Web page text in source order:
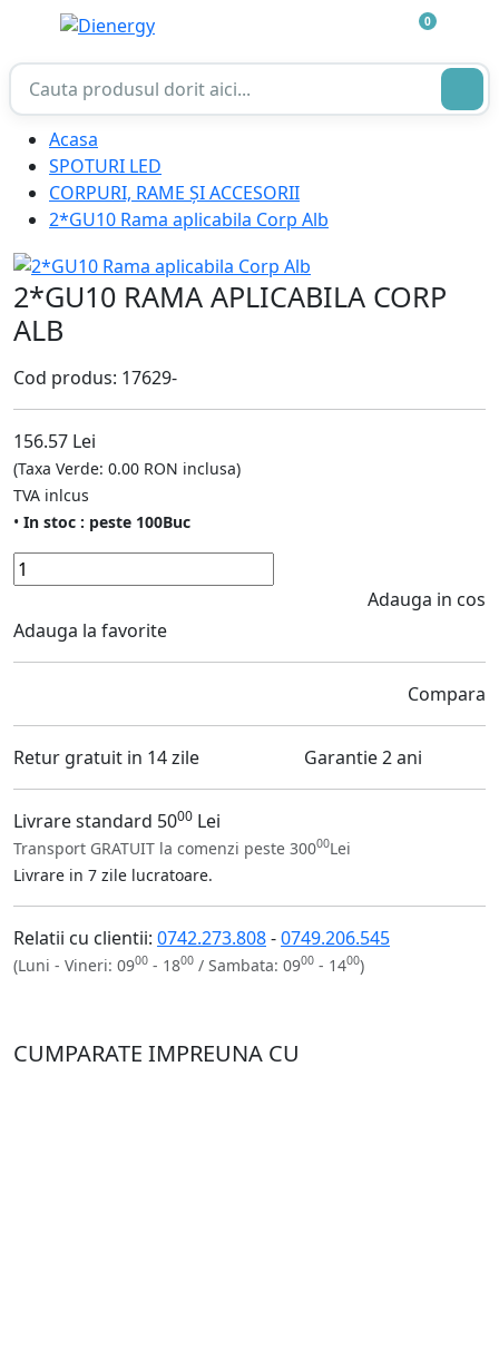
0
Acasa
SPOTURI LED
CORPURI, RAME ȘI ACCESORII
2*GU10 Rama aplicabila Corp Alb
2*GU10 RAMA APLICABILA CORP
ALB
Cod produs: 17629-
156.57 Lei
(Taxa Verde: 0.00 RON inclusa)
TVA inlcus
• In stoc : peste 100Buc
Adauga in cos
Adauga la favorite
Compara
Retur gratuit in 14 zile Garantie 2 ani
Livrare standard 5000 Lei
Transport GRATUIT la comenzi peste 30000Lei
Livrare in 7 zile lucratoare.
Relatii cu clientii: 0742.273.808-0749.206.545
(Luni - Vineri: 0900 - 1800 / Sambata: 0900 - 1400)
CUMPARATE IMPREUNA CU